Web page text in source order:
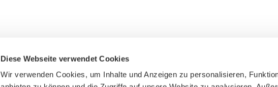
Diese Webseite verwendet Cookies
Wir verwenden Cookies, um Inhalte und Anzeigen zu personalisieren,
Representativ in
Schweiz, USA
Anmeldung